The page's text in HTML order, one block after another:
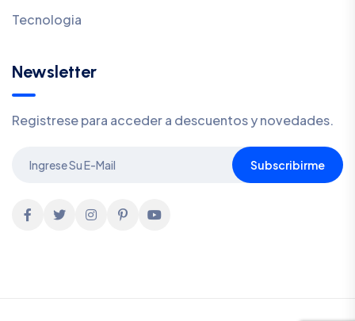
Tecnologia
Newsletter
Registrese para acceder a descuentos y novedades.
Subscribirme